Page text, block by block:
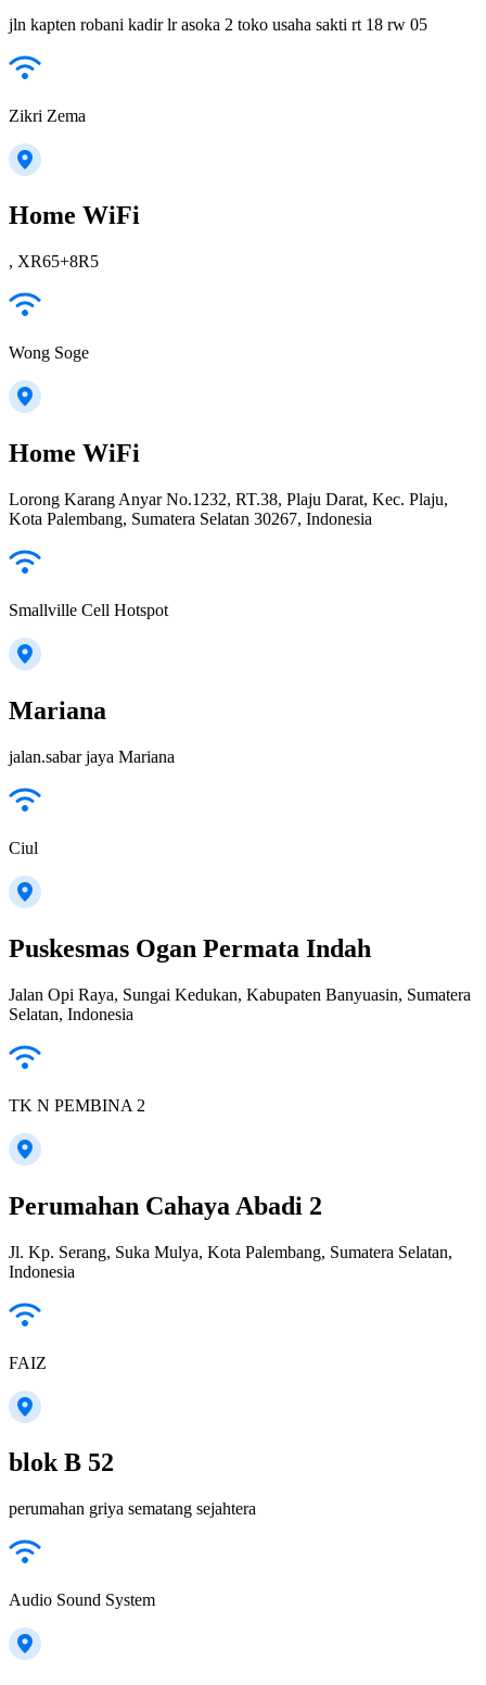
jln kapten robani kadir lr asoka 2 toko usaha sakti rt 18 rw 05
Zikri Zema
Home WiFi
, XR65+8R5
Wong Soge
Home WiFi
Lorong Karang Anyar No.1232, RT.38, Plaju Darat, Kec. Plaju,
Kota Palembang, Sumatera Selatan 30267, Indonesia
Smallville Cell Hotspot
Mariana
jalan.sabar jaya Mariana
Ciul
Puskesmas Ogan Permata Indah
Jalan Opi Raya, Sungai Kedukan, Kabupaten Banyuasin, Sumatera
Selatan, Indonesia
TK N PEMBINA 2
Perumahan Cahaya Abadi 2
Jl. Kp. Serang, Suka Mulya, Kota Palembang, Sumatera Selatan,
Indonesia
FAIZ
blok B 52
perumahan griya sematang sejahtera
Audio Sound System